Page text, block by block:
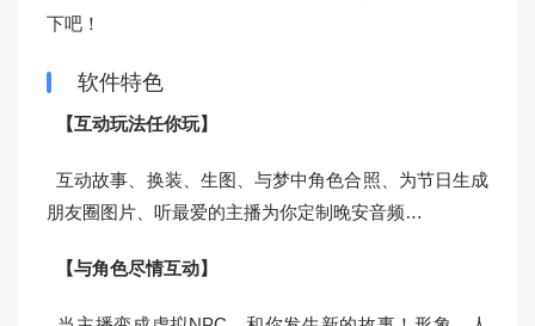
下吧！
软件特色
【互动玩法任你玩】
互动故事、换装、生图、与梦中角色合照、为节日生成
朋友圈图片、听最爱的主播为你定制晚安音频…
【与角色尽情互动】